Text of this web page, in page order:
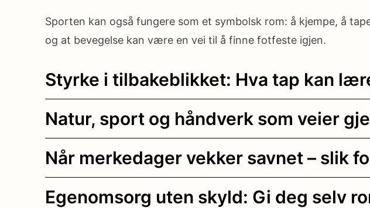
Sporten kan også fungere som et symbolsk rom: å kjempe, å
og at bevegelse kan være en vei til å finne fotfeste igjen.
Styrke i tilbakeblikket: Hva tap kan
Natur, sport og håndverk som veier
Når merkedager vekker savnet – slik
Egenomsorg uten skyld: Gi deg selv